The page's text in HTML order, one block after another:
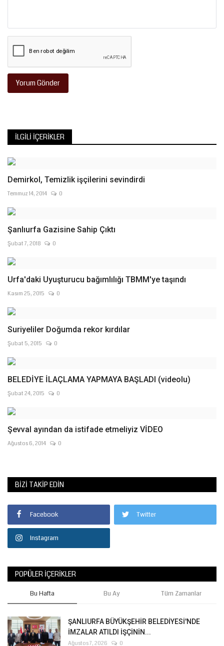
Yorum Gönder
İLGILI İÇERIKLER
Demirkol, Temizlik işçilerini sevindirdi
Temmuz 14, 2014 0
Şanlıurfa Gazisine Sahip Çıktı
Şubat 7, 2018 0
Urfa'daki Uyuşturucu bağımlılığı TBMM'ye taşındı
Kasım 25, 2015 0
Suriyeliler Doğumda rekor kırdılar
Şubat 5, 2015 0
BELEDİYE İLAÇLAMA YAPMAYA BAŞLADI (videolu)
Şubat 24, 2015 0
Şevval ayından da istifade etmeliyiz VİDEO
Ağustos 6, 2014 0
BIZI TAKIP EDIN
Facebook Twitter
Instagram
POPÜLER İÇERIKLER
Bu Hafta Bu Ay Tüm Zamanlar
ŞANLIURFA BÜYÜKŞEHİR BELEDİYESİ'NDE
İMZALAR ATILDI İŞÇİNİN...
Ağustos 7, 2026 0